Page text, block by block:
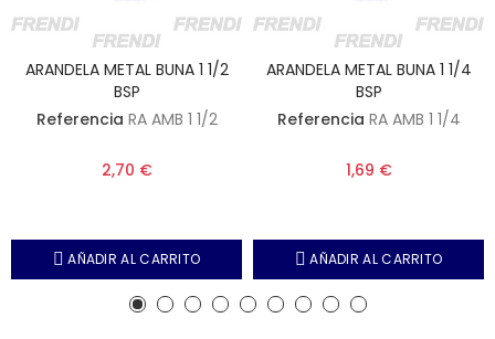
ARANDELA METAL BUNA 1 1/2
BSP
Referencia RA AMB 1 1/2
2,70 €
AÑADIR AL CARRITO
ARANDELA METAL BUNA 1 1/4
BSP
Referencia RA AMB 1 1/4
1,69 €
AÑADIR AL CARRITO